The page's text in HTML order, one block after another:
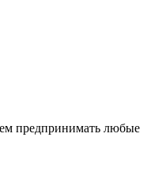
предпринимать любые